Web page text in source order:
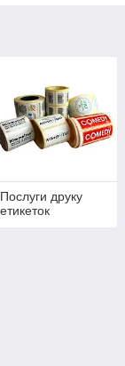
Послуги друку
етикеток